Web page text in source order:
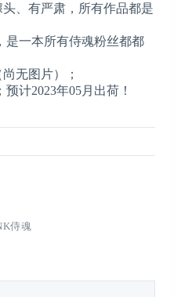
、有严肃，所有作品都是
是一本所有侍魂粉丝都都
无图片）；
计2023年05月出荷！
侍魂